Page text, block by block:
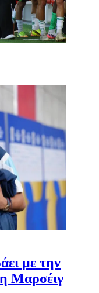
με την
Μαρσέιγ